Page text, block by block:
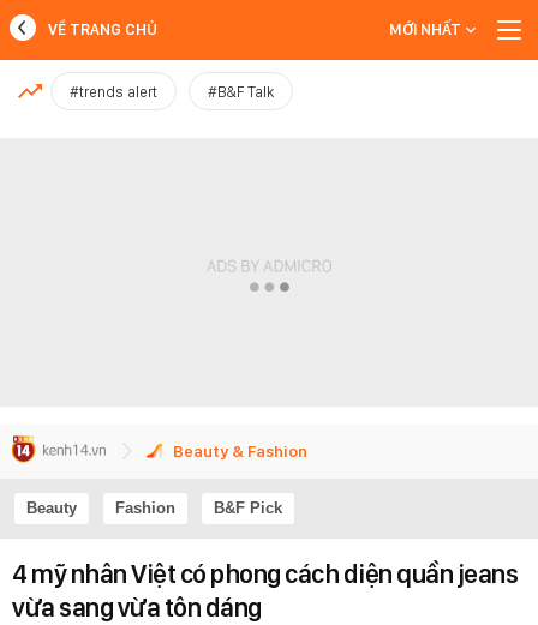
MỚI NHẤT
VỀ TRANG CHỦ MỚI NHẤT
#trends alert #B&F Talk
Beauty & Fashion
Beauty Fashion B&F Pick
4 mỹ nhân Việt có phong cách diện quần jeans
vừa sang vừa tôn dáng